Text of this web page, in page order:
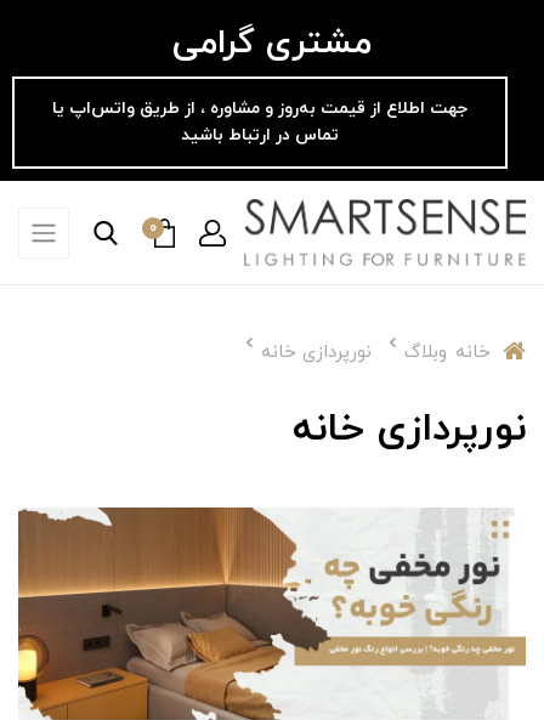
مشتری گرامی
جهت اطلاع از قیمت به‌روز و مشاوره ، از طریق واتس‌اپ یا
تماس در ارتباط باشید
0
خانه وبلاگ نورپردازی خانه
نورپردازی خانه